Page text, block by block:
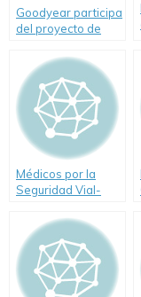
Goodyear participa
del proyecto de
neumáticos.
Médicos por la
Seguridad Vial-